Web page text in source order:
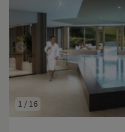
1 / 16